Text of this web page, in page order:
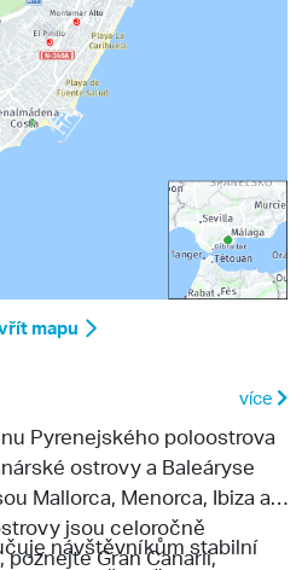
mapu
více
Pyrenejského poloostrova
ostrovy a Baleáryse
Mallorca, Menorca, Ibiza a
jsou celoročně
Gran Canarii,
návštěvníkům stabilní